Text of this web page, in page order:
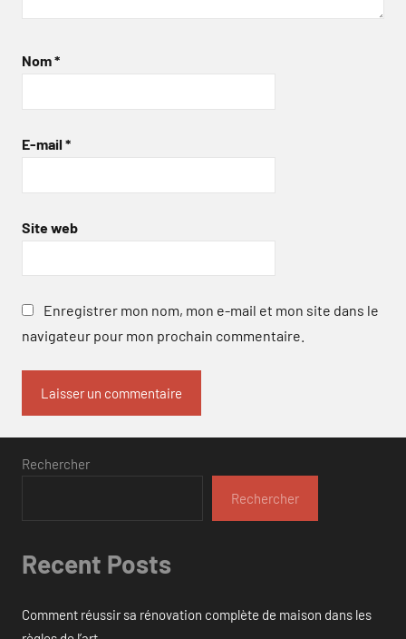
Nom*
E-mail *
Site web
Enregistrer mon nom, mon e-mail et mon site dans le
navigateur pour mon prochain commentaire.
Rechercher
Rechercher
Recent Posts
Comment réussir sa rénovation complète de maison dans les